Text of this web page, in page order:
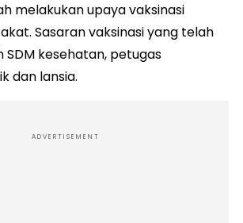
melakukan upaya vaksinasi
Sasaran vaksinasi yang telah
SDM kesehatan, petugas
dan lansia.
ADVERTISEMENT